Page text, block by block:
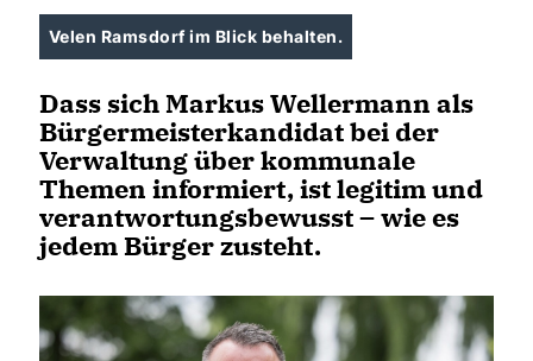
Velen Ramsdorf im Blick behalten.
Dass sich Markus Wellermann als
Bürgermeisterkandidat bei der
Verwaltung über kommunale
Themen informiert, ist legitim und
verantwortungsbewusst – wie es
jedem Bürger zusteht.